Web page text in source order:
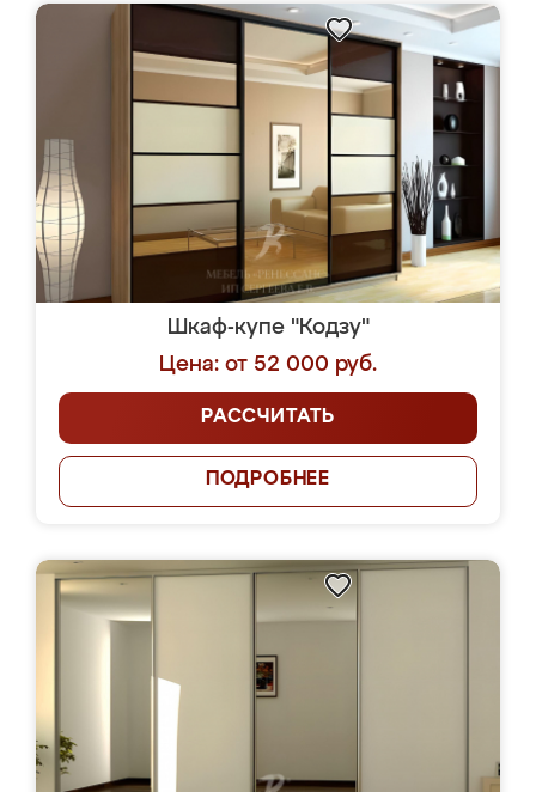
Шкаф-купе "Кодзу"
Цена: от 52 000 руб.
РАССЧИТАТЬ
ПОДРОБНЕЕ